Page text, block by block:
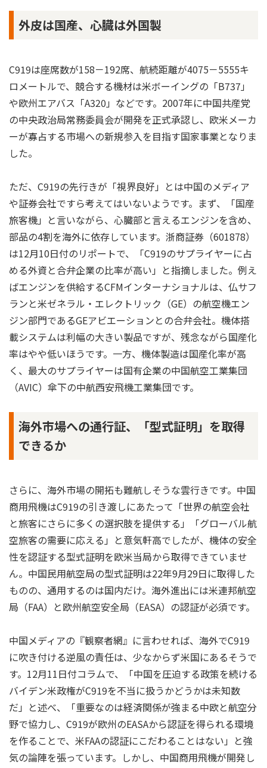
外皮は国産、心臓は外国製
C919は座席数が158－192席、航続距離が4075－5555キ
ロメートルで、競合する機材は米ボーイングの「B737」
や欧州エアバス「A320」などです。2007年に中国共産党
の中央政治局常務委員会が開発を正式承認し、欧米メーカ
ーが寡占する市場への新規参入を目指す国家事業となりま
した。
ただ、C919の先行きが「視界良好」とは中国のメディア
や証券会社ですら考えてはいないようです。まず、「国産
旅客機」と言いながら、心臓部と言えるエンジンを含め、
部品の4割を海外に依存しています。浙商証券（601878）
は12月10日付のリポートで、「C919のサプライヤーに占
める外資と合弁企業の比率が高い」と指摘しました。例え
ばエンジンを供給するCFMインターナショナルは、仏サフ
ランと米ゼネラル・エレクトリック（GE）の航空機エン
ジン部門であるGEアビエーションとの合弁会社。機体搭
載システムは利幅の大きい製品ですが、残念ながら国産化
率はやや低いほうです。一方、機体製造は国産化率が高
く、最大のサプライヤーは国有企業の中国航空工業集団
（AVIC）傘下の中航西安飛機工業集団です。
海外市場への通行証、「型式証明」を取得
できるか
さらに、海外市場の開拓も難航しそうな雲行きです。中国
商用飛機はC919の引き渡しにあたって「世界の航空会社
と旅客にさらに多くの選択肢を提供する」「グローバル航
空旅客の需要に応える」と意気軒高でしたが、機体の安全
性を認証する型式証明を欧米当局から取得できていませ
ん。中国民用航空局の型式証明は22年9月29日に取得した
ものの、通用するのは国内だけ。海外進出には米連邦航空
局（FAA）と欧州航空安全局（EASA）の認証が必須です。
中国メディアの『観察者網』に言わせれば、海外でC919
に吹き付ける逆風の責任は、少なからず米国にあるそうで
す。12月11日付コラムで、「中国を圧迫する政策を続ける
バイデン米政権がC919を不当に扱うかどうかは未知数
だ」と述べ、「重要なのは経済関係が強まる中欧と航空分
野で協力し、C919が欧州のEASAから認証を得られる環境
を作ることで、米FAAの認証にこだわることはない」と強
気の論陣を張っています。しかし、中国商用飛機が開発し